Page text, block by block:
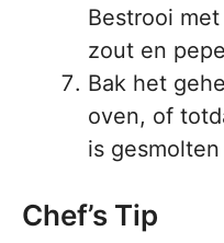
Bestrooi
zout en
Bak het
oven, of
is
Chef’s Tip